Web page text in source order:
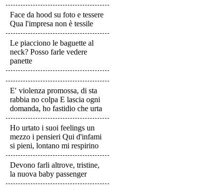
Face da hood su foto e tessere
Qua l'impresa non è tessile
Le piacciono le baguette al
neck? Posso farle vedere
panette
E′ violenza promossa, di sta
rabbia no colpa E lascia ogni
domanda, ho fastidio che urta
Ho urtato i suoi feelings un
mezzo i pensieri Qui d'infami
si pieni, lontano mi respirino
Devono farli altrove, tristine,
la nuova baby passenger